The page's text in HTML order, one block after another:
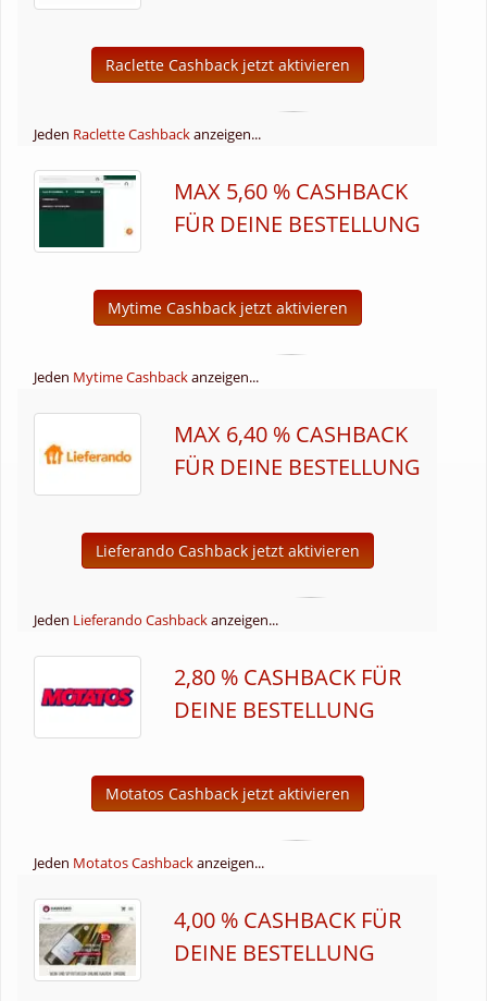
Raclette Cashback jetzt aktivieren
Jeden Raclette Cashbackanzeigen...
MAX 5,60 % CASHBACK
FÜR DEINE BESTELLUNG
Mytime Cashback jetzt aktivieren
Jeden Mytime Cashbackanzeigen...
MAX 6,40 % CASHBACK
FÜR DEINE BESTELLUNG
Lieferando Cashback jetzt aktivieren
Jeden Lieferando Cashbackanzeigen...
2,80 % CASHBACK FÜR
DEINE BESTELLUNG
Motatos Cashback jetzt aktivieren
Jeden Motatos Cashbackanzeigen...
4,00 % CASHBACK FÜR
DEINE BESTELLUNG